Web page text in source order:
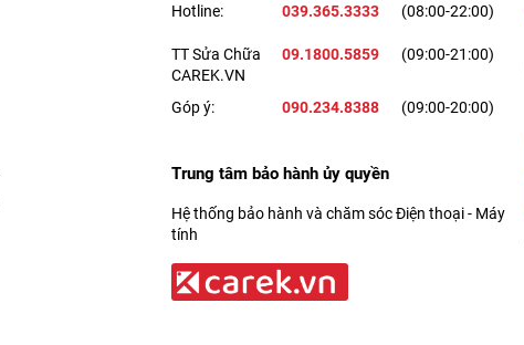
Hotline: 039.365.3333 (08:00-22:00)
TT Sửa Chữa
CAREK.VN
09.1800.5859 (09:00-21:00)
Góp ý: 090.234.8388 (09:00-20:00)
Trung tâm bảo hành ủy quyền
Hệ thống bảo hành và chăm sóc Điện thoại - Máy
tính